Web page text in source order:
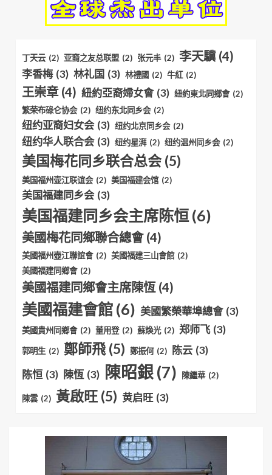
丁天云 (2) 亚裔之友总联盟 (2) 张元丰 (2) 李天驥 (4)
李香梅 (3) 林礼国 (3) 林禮國 (2) 牛紅 (2)
王崇章 (4) 紐約亞裔婦女會 (3) 紐約東北同鄉會 (2)
繁荣布碌仑协会 (2) 纽约东北同乡会 (2)
纽约亚裔妇女会 (3) 纽约北京同乡会 (2)
纽约华人联合会 (3) 纽约星湃 (2) 纽约温州同乡会 (2)
美国梅花同乡联合总会 (5)
美国福州壶江联谊会 (2) 美国福建会馆 (2)
美国福建同乡会 (3)
美国福建同乡会主席陈恒 (6)
美國梅花同鄉聯合總會 (4)
美國福州壺江聯誼會 (2) 美國福建三山會館 (2)
美國福建同鄉會 (2)
美國福建同鄉會主席陳恆 (4)
美國福建會館 (6) 美國繁榮華埠總會 (3)
美國貴州同鄉會 (2) 董用登 (2) 蘇煥光 (2) 郑师飞 (3)
郭明生 (2) 鄭師飛 (5) 鄭振何 (2) 陈云 (3)
陈恒 (3) 陳恆 (3) 陳昭銀(7) 陳繼華 (2)
陳雲 (2) 黃啟旺 (5) 黄启旺 (3)